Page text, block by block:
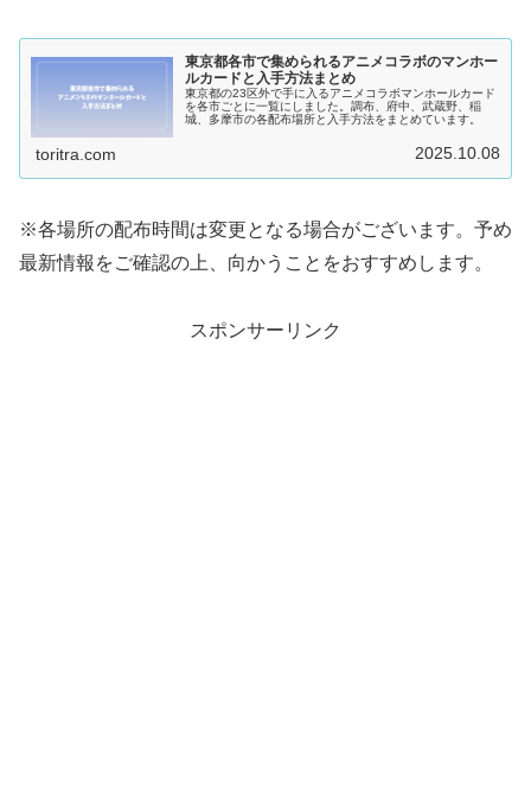
東京都各市で集められるアニメコラボのマンホー
ルカードと入手方法まとめ
東京都の23区外で手に入るアニメコラボマンホールカード
を各市ごとに一覧にしました。調布、府中、武蔵野、稲
城、多摩市の各配布場所と入手方法をまとめています。
toritra.com 2025.10.08
※各場所の配布時間は変更となる場合がございます。予め
最新情報をご確認の上、向かうことをおすすめします。
スポンサーリンク